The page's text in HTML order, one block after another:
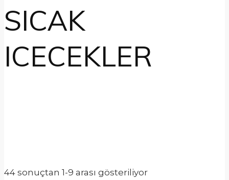
SICAK
ICECEKLER
44 sonuçtan 1-9 arası gösteriliyor